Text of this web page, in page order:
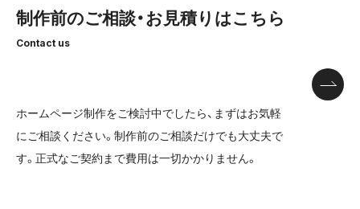
制作前のご相談・お見積りはこちら
Contact us
ホームページ制作をご検討中でしたら、まずはお気軽
にご相談ください。 制作前のご相談だけでも大丈夫で
す。正式なご契約まで費用は一切かかりません。